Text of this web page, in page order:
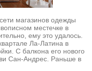
магазинов одежды
местечке в
ему это удалось.
Ла-Латина в
С балкона его нового
Сан-Андрес. Раньше в